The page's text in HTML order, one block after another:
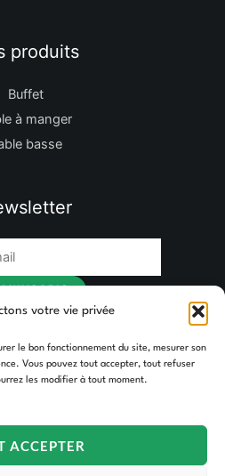
votre vie privée
le bon fonctionnement du site, mesurer son
Vous pouvez tout accepter, tout refuser
les modifier à tout moment.
ACCEPTER
produits
Buffet
à manger
basse